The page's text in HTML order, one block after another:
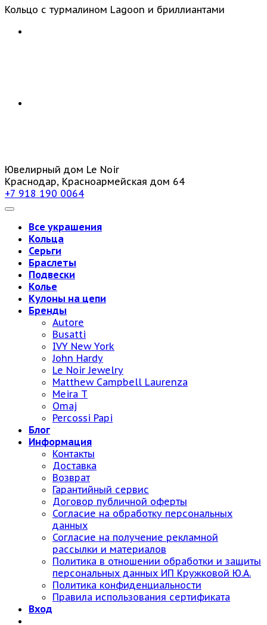
Кольцо с турмалином Lagoon и бриллиантами
Ювелирный дом Le Noir
Краснодар, Красноармейская дом 64
+7 918 190 0064
Все украшения
Кольца
Серьги
Браслеты
Подвески
Колье
Кулоны на цепи
Бренды
Autore
Busatti
IVY New York
John Hardy
Le Noir Jewelry
Matthew Campbell Laurenza
Meira T
Omaj
Percossi Papi
Блог
Информация
Контакты
Доставка
Возврат
Гарантийный сервис
Договор публичной оферты
Согласие на обработку персональных
данных
Согласие на получение рекламной
рассылки и материалов
Политика в отношении обработки и защиты
персональных данных ИП Кружковой Ю.А.
Политика конфиденциальности
Правила использования сертификата
Вход